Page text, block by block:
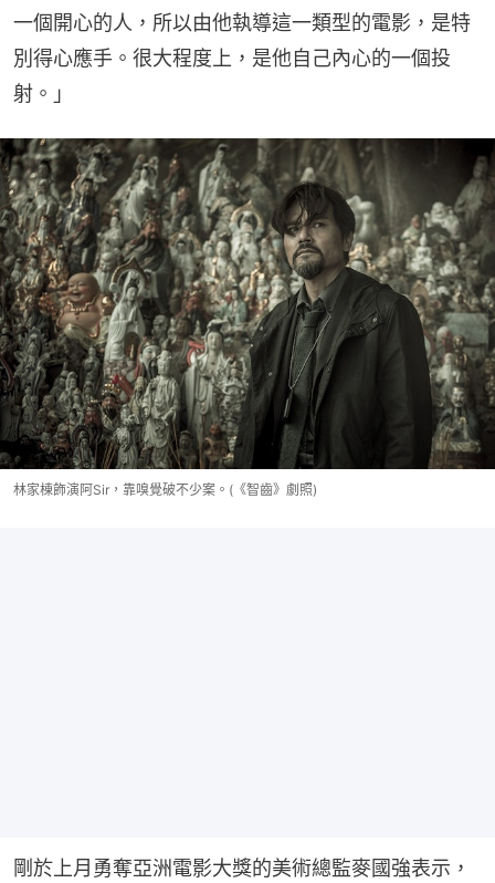
一個開心的人，所以由他執導這一類型的電影，是特
別得心應手。很大程度上，是他自己內心的一個投
射。」
林家棟飾演阿Sir，靠嗅覺破不少案。(《智齒》劇照)
剛於上月勇奪亞洲電影大獎的美術總監麥國強表示，